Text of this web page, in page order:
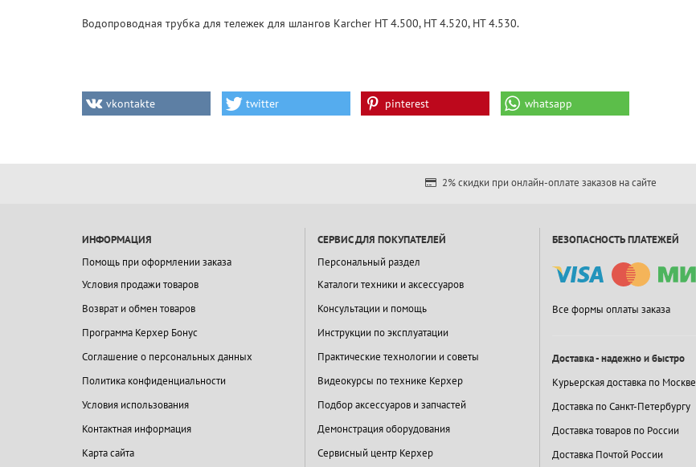
Водопроводная трубка для тележек для шлангов Karcher HT 4.500, HT 4.520, HT 4.530.
vkontakte twitter pinterest whatsapp
2% скидки при онлайн-оплате заказов на сайте
ИНФОРМАЦИЯ
Помощь при оформлении заказа
Условия продажи товаров
Возврат и обмен товаров
Программа Керхер Бонус
Соглашение о персональных данных
Политика конфиденциальности
Условия использования
Контактная информация
Карта сайта
СЕРВИС ДЛЯ ПОКУПАТЕЛЕЙ
Персональный раздел
Каталоги техники и аксессуаров
Консультации и помощь
Инструкции по эксплуатации
Практические технологии и советы
Видеокурсы по технике Керхер
Подбор аксессуаров и запчастей
Демонстрация оборудования
Сервисный центр Керхер
БЕЗОПАСНОСТЬ ПЛАТЕЖЕЙ
Все формы оплаты заказа
Доставка - надежно и быстро
Курьерская доставка по Москве
Доставка по Санкт-Петербургу
Доставка товаров по России
Доставка Почтой России